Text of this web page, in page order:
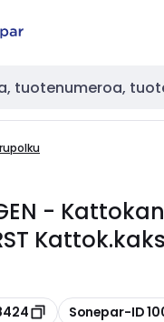
-
Kopioi
Sonepar-ID